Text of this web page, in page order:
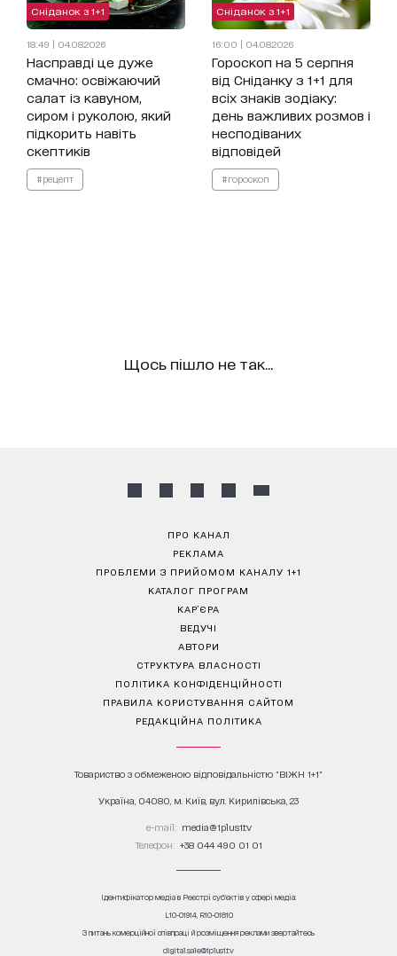
Сніданок з 1+1
18:49 | 04.08.2026
Насправді це дуже
смачно: освіжаючий
салат із кавуном,
сиром і руколою, який
підкорить навіть
скептиків
#рецепт
Сніданок з 1+1
16:00 | 04.08.2026
Гороскоп на 5 серпня
від Сніданку з 1+1 для
всіх знаків зодіаку:
день важливих розмов і
несподіваних
відповідей
#гороскоп
Щось пішло не так...
ПРО КАНАЛ
РЕКЛАМА
ПРОБЛЕМИ З ПРИЙОМОМ КАНАЛУ 1+1
КАТАЛОГ ПРОГРАМ
КАР’ЄРА
ВЕДУЧІ
АВТОРИ
СТРУКТУРА ВЛАСНОСТІ
ПОЛІТИКА КОНФІДЕНЦІЙНОСТІ
ПРАВИЛА КОРИСТУВАННЯ САЙТОМ
РЕДАКЦІЙНА ПОЛІТИКА
Товариство з обмеженою відповідальністю "ВІЖН 1+1"
Україна, 04080, м. Київ, вул. Кирилівська, 23
е-mail: media@1plus1.tv
Телефон: +38 044 490 01 01
Ідентифікатор медіа в Реєстрі суб’єктів у сфері медіа:
L10-01914, R10-01810
З питань комерційної співпраці й розміщення реклами звертайтесь
digital.sale@1plus1.tv